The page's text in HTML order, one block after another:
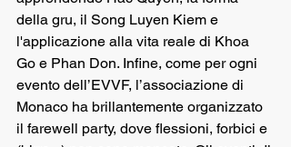
della gru, il Song Luyen Kiem e
l'applicazione alla vita reale di Khoa
Go e Phan Don. Infine, come per ogni
evento dell’EVVF, l’associazione di
Monaco ha brillantemente organizzato
il farewell party, dove flessioni, forbici e